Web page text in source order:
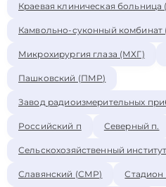
Краевая клиническая больница
Камвольно-суконный комбинат
Микрохирургия глаза (МХГ)
Пашковский (ПМР)
Завод радиоизмерительных
Российский п Северный п.
Сельскохозяйственный
Славянский (СМР) Стадион